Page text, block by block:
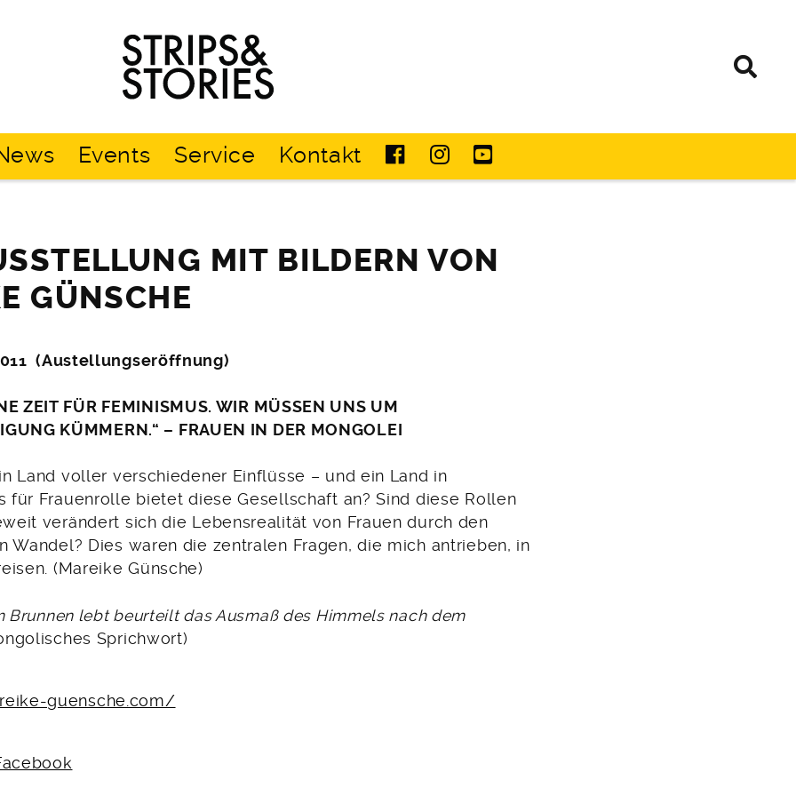
Strips
&
Stories
Events Service Kontakt
MIT BILDERN VON
GÜNSCHE
(Austellungseröffnung)
ZEIT FÜR FEMINISMUS. WIR MÜSSEN UNS UM
KÜMMERN.“ – FRAUEN IN DER MONGOLEI
Land voller verschiedener Einflüsse – und ein Land in
für Frauenrolle bietet diese Gesellschaft an? Sind diese Rollen
verändert sich die Lebensrealität von Frauen durch den
Wandel? Dies waren die zentralen Fragen, die mich antrieben, in
(Mareike Günsche)
Brunnen lebt beurteilt das Ausmaß des Himmels nach dem
Sprichwort)
guensche.com/